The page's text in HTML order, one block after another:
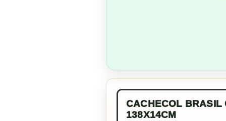
CACHECOL BRASIL
138X14CM